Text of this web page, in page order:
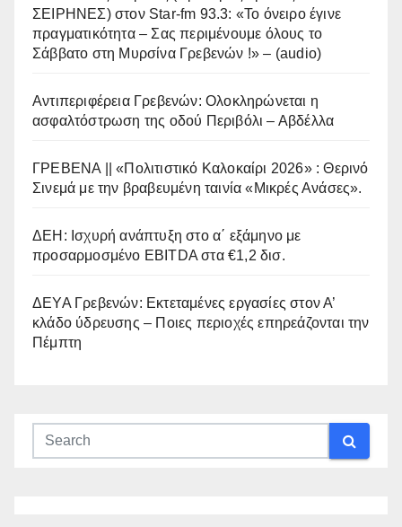
ΣΕΙΡΗΝΕΣ) στον Star-fm 93.3: «Το όνειρο έγινε
πραγματικότητα – Σας περιμένουμε όλους το
Σάββατο στη Μυρσίνα Γρεβενών !» – (audio)
Αντιπεριφέρεια Γρεβενών: Ολοκληρώνεται η
ασφαλτόστρωση της οδού Περιβόλι – Αβδέλλα
ΓΡΕΒΕΝΑ || «Πολιτιστικό Καλοκαίρι 2026» : Θερινό
Σινεμά με την βραβευμένη ταινία «Μικρές Ανάσες».
ΔΕΗ: Ισχυρή ανάπτυξη στο α΄ εξάμηνο με
προσαρμοσμένο EBITDA στα €1,2 δισ.
ΔΕΥΑ Γρεβενών: Εκτεταμένες εργασίες στον Α’
κλάδο ύδρευσης – Ποιες περιοχές επηρεάζονται την
Πέμπτη